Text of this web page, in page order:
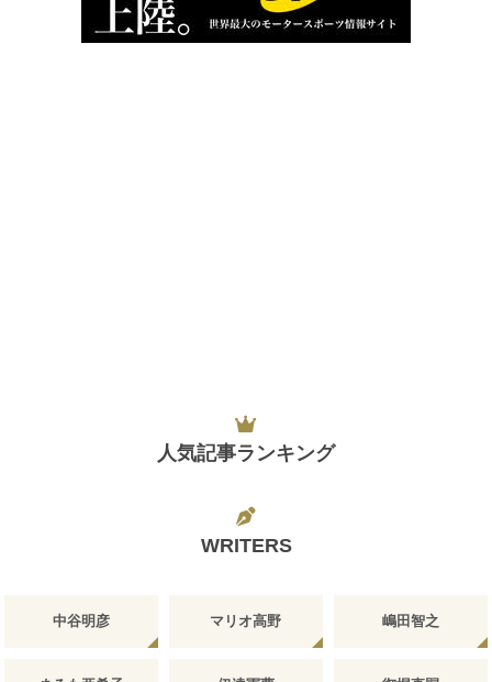
人気記事ランキング
WRITERS
中谷明彦 マリオ高野 嶋田智之